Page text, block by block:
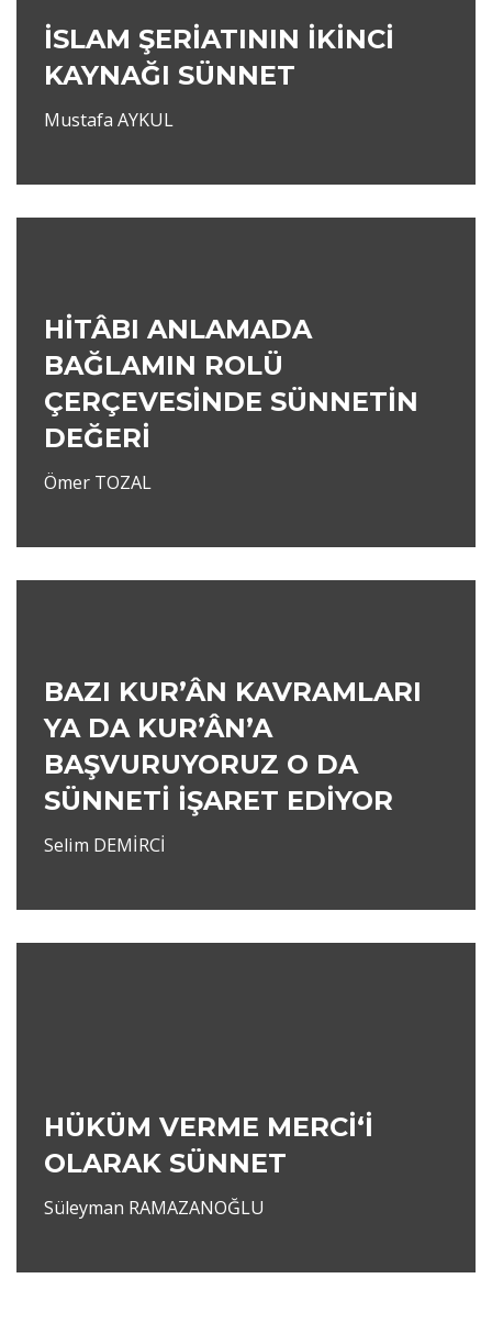
İSLAM ŞERİATININ İKİNCİ
KAYNAĞI SÜNNET
Mustafa AYKUL
HİTÂBI ANLAMADA
BAĞLAMIN ROLÜ
ÇERÇEVESİNDE SÜNNETİN
DEĞERİ
Ömer TOZAL
BAZI KUR’ÂN KAVRAMLARI
YA DA KUR’ÂN’A
BAŞVURUYORUZ O DA
SÜNNETİ İŞARET EDİYOR
Selim DEMİRCİ
HÜKÜM VERME MERCİ‘İ
OLARAK SÜNNET
Süleyman RAMAZANOĞLU